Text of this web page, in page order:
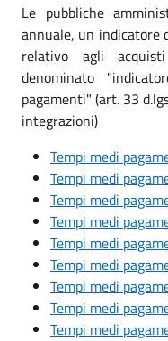
Le pubbliche
annuale, un indicatore
relativo agli
denominato
pagamenti" (art. 33
integrazioni)
Tempi medi
Tempi medi
Tempi medi
Tempi medi
Tempi medi
Tempi medi
Tempi medi
Tempi medi
Tempi medi